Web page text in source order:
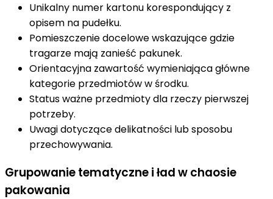
Unikalny numer kartonu korespondujący z
opisem na pudełku.
Pomieszczenie docelowe wskazujące gdzie
tragarze mają zanieść pakunek.
Orientacyjna zawartość wymieniająca główne
kategorie przedmiotów w środku.
Status ważne przedmioty dla rzeczy pierwszej
potrzeby.
Uwagi dotyczące delikatności lub sposobu
przechowywania.
Grupowanie tematyczne i ład w chaosie
pakowania